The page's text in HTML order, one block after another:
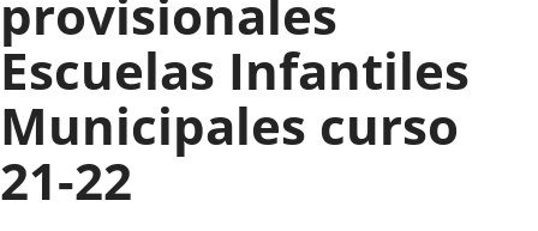
provisionales
Escuelas Infantiles
Municipales curso
21-22